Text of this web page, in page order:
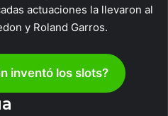
actuaciones la llevaron al
y Roland Garros.
inventó los slots?